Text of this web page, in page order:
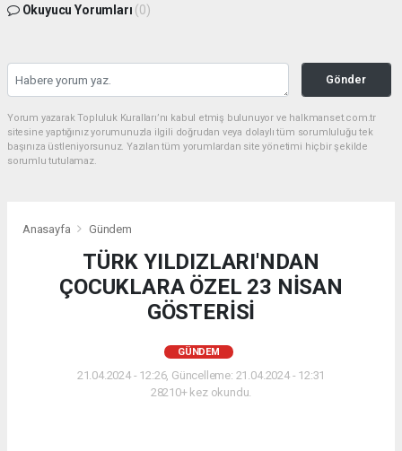
Okuyucu Yorumları (0)
Gönder
Yorum yazarak Topluluk Kuralları’nı kabul etmiş bulunuyor ve halkmanset.com.tr
sitesine yaptığınız yorumunuzla ilgili doğrudan veya dolaylı tüm sorumluluğu tek
başınıza üstleniyorsunuz. Yazılan tüm yorumlardan site yönetimi hiçbir şekilde
sorumlu tutulamaz.
Anasayfa Gündem
TÜRK YILDIZLARI'NDAN
ÇOCUKLARA ÖZEL 23 NİSAN
GÖSTERİSİ
GÜNDEM
21.04.2024 - 12:26, Güncelleme: 21.04.2024 - 12:31
28210+ kez okundu.